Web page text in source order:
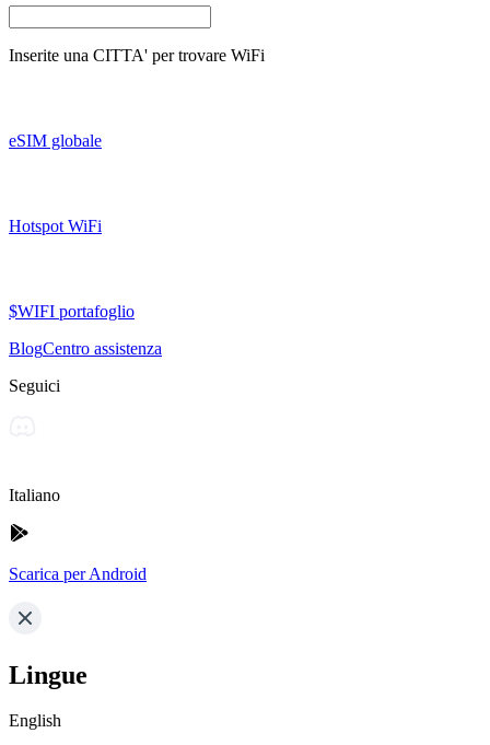
Inserite una CITTA' per trovare WiFi
eSIM globale
Hotspot WiFi
$WIFI portafoglio
BlogCentro assistenza
Seguici
Italiano
Scarica per Android
Lingue
English